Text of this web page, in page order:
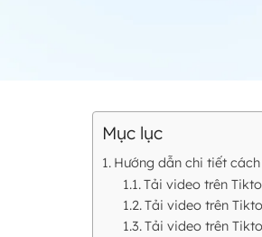
Mục lục
Hướng dẫn chi tiết
Tải video trên
Tải video trên
Tải video trên